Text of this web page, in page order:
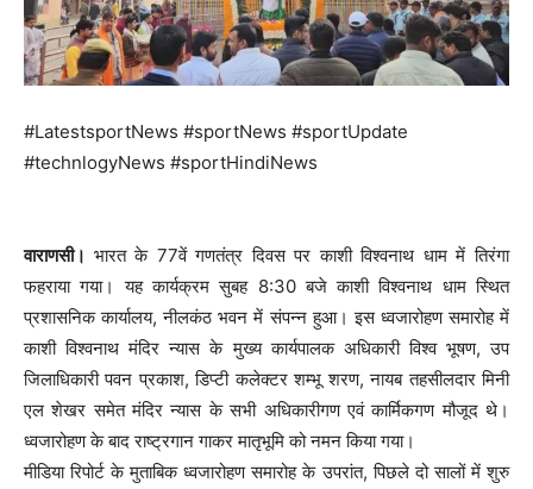
#LatestsportNews #sportNews #sportUpdate
#technlogyNews #sportHindiNews
वाराणसी। भारत के 77वें गणतंत्र दिवस पर काशी विश्वनाथ धाम में तिरंगा
फहराया गया। यह कार्यक्रम सुबह 8:30 बजे काशी विश्वनाथ धाम स्थित
प्रशासनिक कार्यालय, नीलकंठ भवन में संपन्न हुआ। इस ध्वजारोहण समारोह में
काशी विश्वनाथ मंदिर न्यास के मुख्य कार्यपालक अधिकारी विश्व भूषण, उप
जिलाधिकारी पवन प्रकाश, डिप्टी कलेक्टर शम्भू शरण, नायब तहसीलदार मिनी
एल शेखर समेत मंदिर न्यास के सभी अधिकारीगण एवं कार्मिकगण मौजूद थे।
ध्वजारोहण के बाद राष्ट्रगान गाकर मातृभूमि को नमन किया गया।
मीडिया रिपोर्ट के मुताबिक ध्वजारोहण समारोह के उपरांत, पिछले दो सालों में शुरु